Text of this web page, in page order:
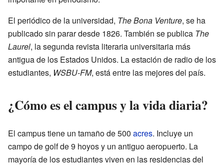
El periódico de la universidad, The Bona Venture, se ha
publicado sin parar desde 1826. También se publica The
Laurel, la segunda revista literaria universitaria más
antigua de los Estados Unidos. La estación de radio de los
estudiantes, WSBU-FM, está entre las mejores del país.
¿Cómo es el campus y la vida diaria?
El campus tiene un tamaño de 500 acres. Incluye un
campo de golf de 9 hoyos y un antiguo aeropuerto. La
mayoría de los estudiantes viven en las residencias del